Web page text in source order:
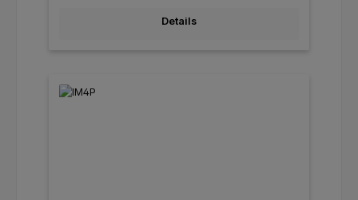
Details